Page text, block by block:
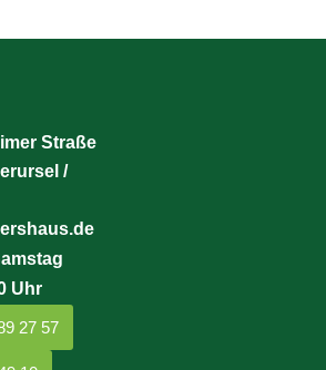
Straße
/
Uhr
27 57